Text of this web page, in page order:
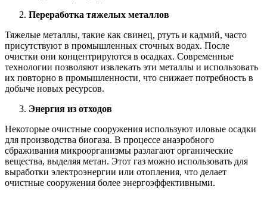
Переработка тяжелых металлов
Тяжелые металлы, такие как свинец, ртуть и кадмий, часто
присутствуют в промышленных сточных водах. После
очистки они концентрируются в осадках. Современные
технологии позволяют извлекать эти металлы и использовать
их повторно в промышленности, что снижает потребность в
добыче новых ресурсов.
Энергия из отходов
Некоторые очистные сооружения используют иловые осадки
для производства биогаза. В процессе анаэробного
сбраживания микроорганизмы разлагают органические
вещества, выделяя метан. Этот газ можно использовать для
выработки электроэнергии или отопления, что делает
очистные сооружения более энергоэффективными.